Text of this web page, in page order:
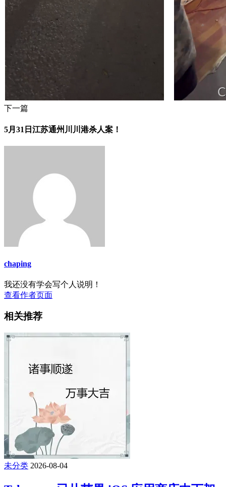
下一篇
5月31日江苏通州川川港杀人案！
chaping
我还没有学会写个人说明！
查看作者页面
相关推荐
未分类 2026-08-04